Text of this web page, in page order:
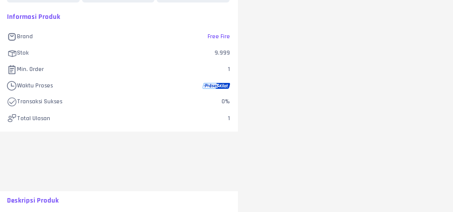
Informasi Produk
Brand Free Fire
Stok 9.999
Min. Order 1
Waktu Proses
Transaksi Sukses 0%
Total Ulasan 1
Deskripsi Produk